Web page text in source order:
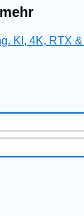
KI, 4K, RTX